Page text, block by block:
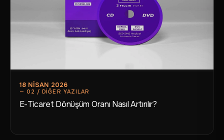
18 NISAN 2026
E-Ticaret Dönüşüm Oranı Nasıl Artırılır?